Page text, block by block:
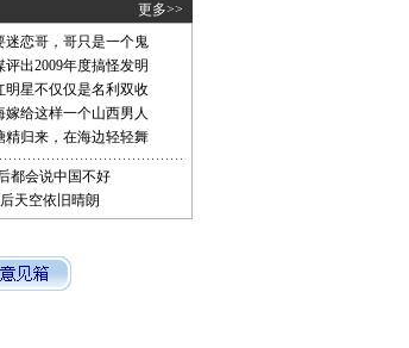
更多>>
迷恋哥，哥只是一个鬼
评出2009年度搞怪发明
明星不仅仅是名利双收
嫁给这样一个山西男人
精归来，在海边轻轻舞
都会说中国不好
天空依旧晴朗